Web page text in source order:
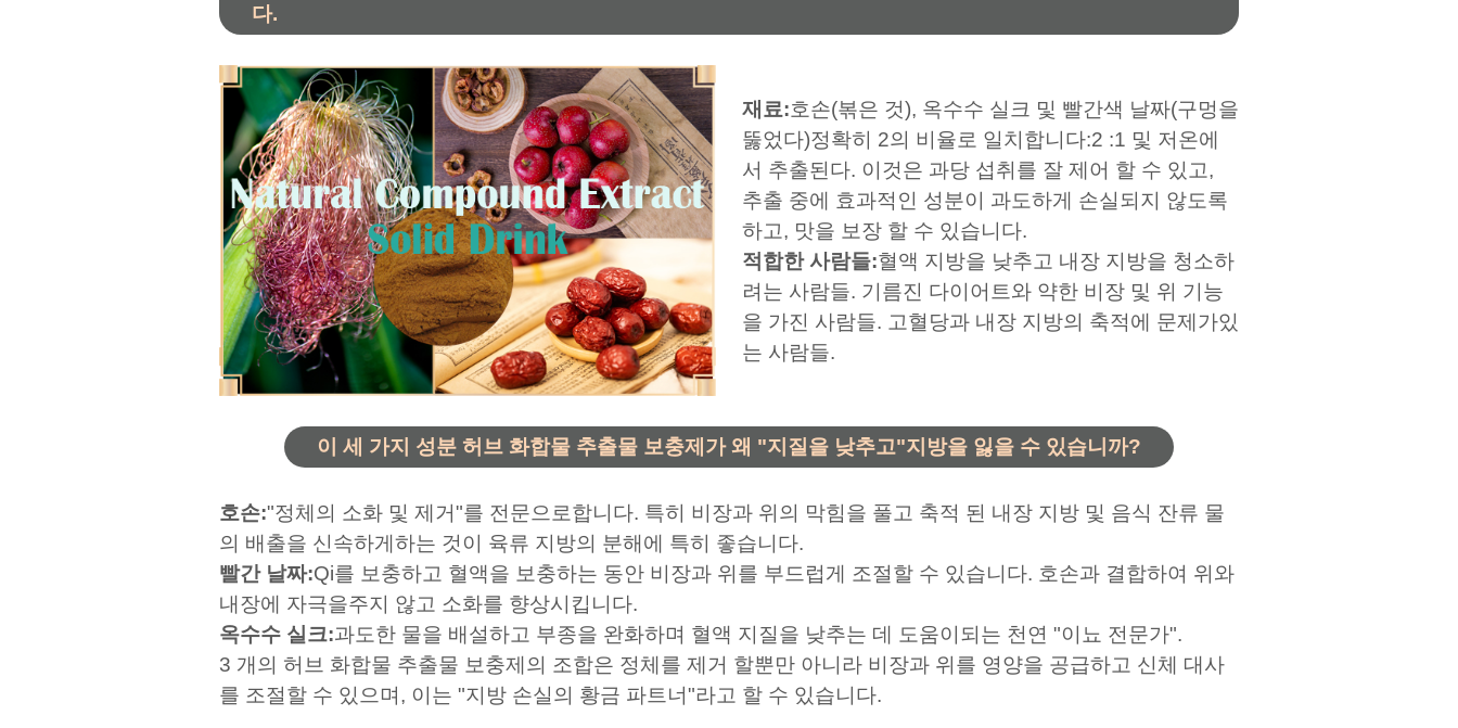
다.
재료:호손(볶은 것), 옥수수 실크 및 빨간색 날짜(구멍을
뚫었다)정확히 2의 비율로 일치합니다:2 :1 및 저온에
서 추출된다. 이것은 과당 섭취를 잘 제어 할 수 있고,
추출 중에 효과적인 성분이 과도하게 손실되지 않도록
하고, 맛을 보장 할 수 있습니다.
적합한 사람들:혈액 지방을 낮추고 내장 지방을 청소하
려는 사람들. 기름진 다이어트와 약한 비장 및 위 기능
을 가진 사람들. 고혈당과 내장 지방의 축적에 문제가있
는 사람들.
이 세 가지 성분 허브 화합물 추출물 보충제가 왜 "지질을 낮추고"지방을 잃을 수 있습니까?
호손:"정체의 소화 및 제거"를 전문으로합니다. 특히 비장과 위의 막힘을 풀고 축적 된 내장 지방 및 음식 잔류 물
의 배출을 신속하게하는 것이 육류 지방의 분해에 특히 좋습니다.
빨간 날짜:Qi를 보충하고 혈액을 보충하는 동안 비장과 위를 부드럽게 조절할 수 있습니다. 호손과 결합하여 위와
내장에 자극을주지 않고 소화를 향상시킵니다.
옥수수 실크:과도한 물을 배설하고 부종을 완화하며 혈액 지질을 낮추는 데 도움이되는 천연 "이뇨 전문가".
3 개의 허브 화합물 추출물 보충제의 조합은 정체를 제거 할뿐만 아니라 비장과 위를 영양을 공급하고 신체 대사
를 조절할 수 있으며, 이는 "지방 손실의 황금 파트너"라고 할 수 있습니다.